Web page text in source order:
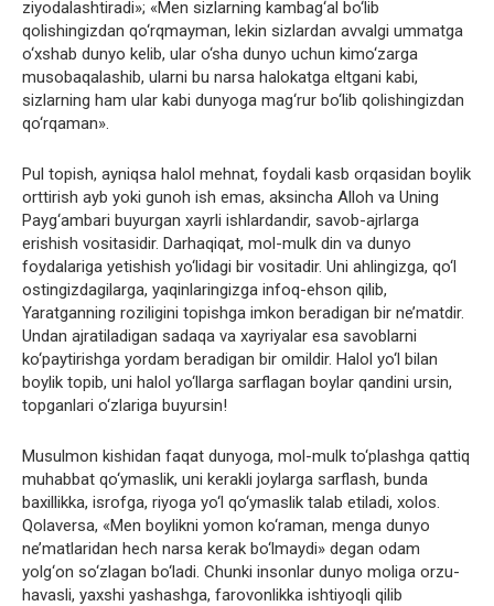
ziyodalashtiradi»; «Men sizlarning kambag‘al bo‘lib
qolishingizdan qo‘rqmayman, lekin sizlardan avvalgi ummatga
o‘xshab dunyo kelib, ular o‘sha dunyo uchun kimo‘zarga
musobaqalashib, ularni bu narsa halokatga eltgani kabi,
sizlarning ham ular kabi dunyoga mag‘rur bo‘lib qolishingizdan
qo‘rqaman».
Pul topish, ayniqsa halol mehnat, foydali kasb orqasidan boylik
orttirish ayb yoki gunoh ish emas, aksincha Alloh va Uning
Payg‘ambari buyurgan xayrli ishlardandir, savob-ajrlarga
erishish vositasidir. Darhaqiqat, mol-mulk din va dunyo
foydalariga yetishish yo‘lidagi bir vositadir. Uni ahlingizga, qo‘l
ostingizdagilarga, yaqinlaringizga infoq-ehson qilib,
Yaratganning roziligini topishga imkon beradigan bir ne’matdir.
Undan ajratiladigan sadaqa va xayriyalar esa savoblarni
ko‘paytirishga yordam beradigan bir omildir. Halol yo‘l bilan
boylik topib, uni halol yo‘llarga sarflagan boylar qandini ursin,
topganlari o‘zlariga buyursin!
Musulmon kishidan faqat dunyoga, mol-mulk to‘plashga qattiq
muhabbat qo‘ymaslik, uni kerakli joylarga sarflash, bunda
baxillikka, isrofga, riyoga yo‘l qo‘ymaslik talab etiladi, xolos.
Qolaversa, «Men boylikni yomon ko‘raman, menga dunyo
ne’matlaridan hech narsa kerak bo‘lmaydi» degan odam
yolg‘on so‘zlagan bo‘ladi. Chunki insonlar dunyo moliga orzu-
havasli, yaxshi yashashga, farovonlikka ishtiyoqli qilib